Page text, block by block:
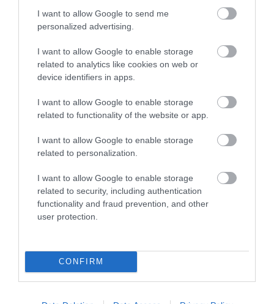
I want to allow Google to send me
personalized advertising.
I want to allow Google to enable storage
related to analytics like cookies on web or
device identifiers in apps.
I want to allow Google to enable storage
related to functionality of the website or app.
I want to allow Google to enable storage
related to personalization.
I want to allow Google to enable storage
related to security, including authentication
functionality and fraud prevention, and other
user protection.
CONFIRM
Stop Eating These 3 Foods That Are Known to
Cause Parasites